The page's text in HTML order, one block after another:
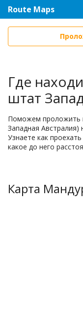
Route Maps
Где
штат
Поможем проложить
Западная Австралия)
Узнаете как
какое до него
Карта